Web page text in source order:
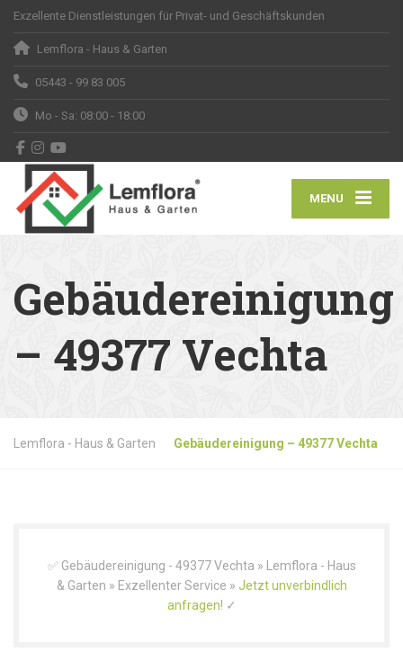
Exzellente Dienstleistungen für Privat- und Geschäftskunden
Lemflora - Haus & Garten
05443 - 99 83 005
Mo - Sa: 08:00 - 18:00
MENU
Gebäudereinigung
– 49377 Vechta
Lemflora - Haus & Garten Gebäudereinigung – 49377 Vechta
✅ Gebäudereinigung - 49377 Vechta » Lemflora - Haus
& Garten » Exzellenter Service » Jetzt unverbindlich
anfragen! ✓